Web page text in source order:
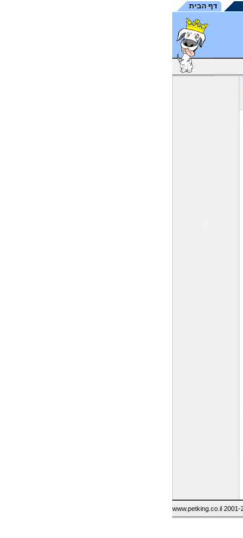
דף הבית